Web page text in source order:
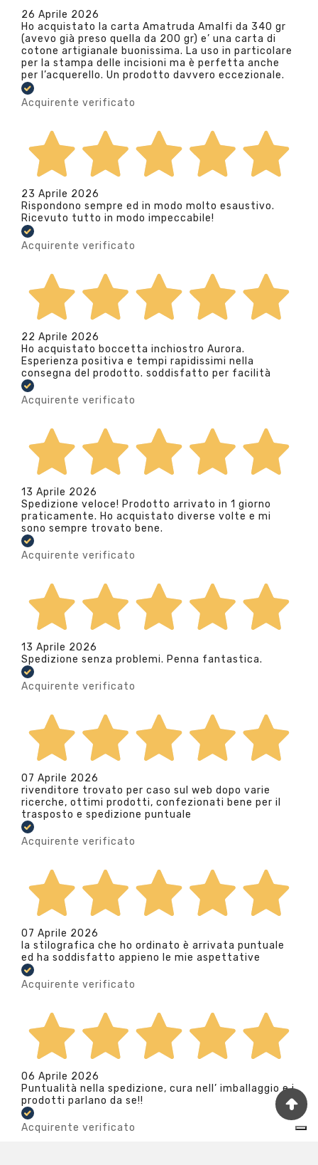
26 Aprile 2026
Ho acquistato la carta Amatruda Amalfi da 340 gr
(avevo già preso quella da 200 gr) e’ una carta di
cotone artigianale buonissima. La uso in particolare
per la stampa delle incisioni ma è perfetta anche
per l’acquerello. Un prodotto davvero eccezionale.
Acquirente verificato
23 Aprile 2026
Rispondono sempre ed in modo molto esaustivo.
Ricevuto tutto in modo impeccabile!
Acquirente verificato
22 Aprile 2026
Ho acquistato boccetta inchiostro Aurora.
Esperienza positiva e tempi rapidissimi nella
consegna del prodotto. soddisfatto per facilità
Acquirente verificato
13 Aprile 2026
Spedizione veloce! Prodotto arrivato in 1 giorno
praticamente. Ho acquistato diverse volte e mi
sono sempre trovato bene.
Acquirente verificato
13 Aprile 2026
Spedizione senza problemi. Penna fantastica.
Acquirente verificato
07 Aprile 2026
rivenditore trovato per caso sul web dopo varie
ricerche, ottimi prodotti, confezionati bene per il
trasposto e spedizione puntuale
Acquirente verificato
07 Aprile 2026
la stilografica che ho ordinato è arrivata puntuale
ed ha soddisfatto appieno le mie aspettative
Acquirente verificato
06 Aprile 2026
Puntualità nella spedizione, cura nell’ imballaggio e i
prodotti parlano da se!!
Acquirente verificato